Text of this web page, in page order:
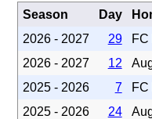
Season Day
2026 - 2027
29 FC
2026 - 2027
12
2025 - 2026
7 FC
2025 - 2026
24